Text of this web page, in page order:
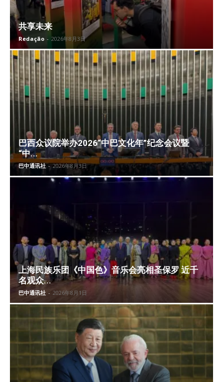
共享未来
Redação - 2026年8月3日
巴西众议院举办2026“中巴文化年”纪念会议暨
“中...
巴中通讯社 - 2026年8月3日
上海民族乐团《中国色》音乐会亮相圣保罗 近千
名观众...
巴中通讯社 - 2026年8月1日